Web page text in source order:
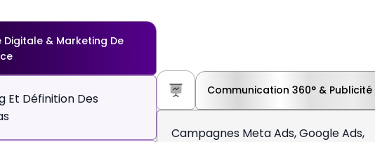
Digitale & Marketing De
Et Définition Des
Communication 360° & Publicité
Campagnes Meta Ads, Google Ads,